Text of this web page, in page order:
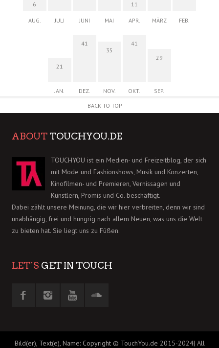
6
AUG. JULI JUNI MAI
11
APR. MÄRZ FEB.
21
JAN.
41
DEZ.
35
NOV.
41
OKT.
29
SEP.
BACK TO TOP
ABOUT TOUCHYOU.DE
TOUCHYOU ist ein Medien- und Freizeitblog, der sich
mit Mode und Fashionshows, Musik und Konzerten,
Kinofilmen- und Premieren, Vernissagen und
Künstlern, Promis und Co. beschäftigt.
Dabei zählt unsere Meinung, die wir hier verbreiten, denn wir sind
unabhängig, frei und hungrig nach allem Neuen, was uns die Welt
zu bieten hat. Sie liegt uns zu Füßen.
LET´S GET IN TOUCH
Bild(er), Text(e), Name: Copyright © TouchYou.de 2015-2024| All